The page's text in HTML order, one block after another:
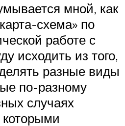
мной, как
схема» по
работе с
исходить из того,
разные виды
по-разному
случаях